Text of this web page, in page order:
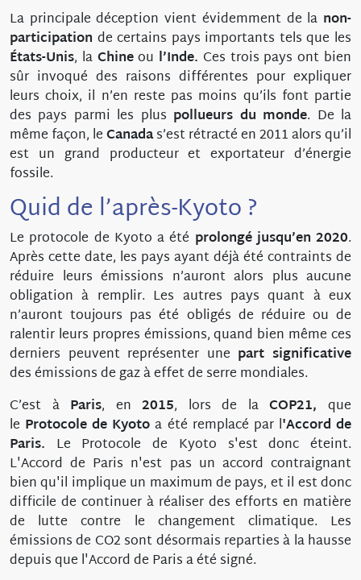
La principale déception vient évidemment de la non-
participation de certains pays importants tels que les
États-Unis, la Chineou l’Inde. Ces trois pays ont bien
sûr invoqué des raisons différentes pour expliquer
leurs choix, il n’en reste pas moins qu’ils font partie
des pays parmi les plus pollueurs du monde. De la
même façon, leCanadas’est rétracté en 2011 alors qu’il
est un grand producteur et exportateur d’énergie
fossile.
Quid de l’après-Kyoto ?
Le protocole de Kyoto a été prolongé jusqu’en 2020.
Après cette date, les pays ayant déjà été contraints de
réduire leurs émissions n’auront alors plus aucune
obligation à remplir. Les autres pays quant à eux
n’auront toujours pas été obligés de réduire ou de
ralentir leurs propres émissions, quand bien même ces
derniers peuvent représenter une part significative
des émissions de gaz à effet de serre mondiales.
C’est à Paris, en2015, lors de laCOP21, que
le Protocole de Kyoto a été remplacé par l'Accord de
Paris. Le Protocole de Kyoto s'est donc éteint.
L'Accord de Paris n'est pas un accord contraignant
bien qu'il implique un maximum de pays, et il est donc
difficile de continuer à réaliser des efforts en matière
de lutte contre le changement climatique. Les
émissions de CO2 sont désormais reparties à la hausse
depuis que l'Accord de Paris a été signé.